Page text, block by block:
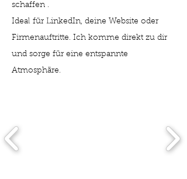
schaffen .
Ideal für LinkedIn, deine Website oder
Firmenauftritte. Ich komme direkt zu dir
und sorge für eine entspannte
Atmosphäre.